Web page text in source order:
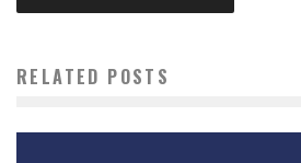
RELATED POSTS